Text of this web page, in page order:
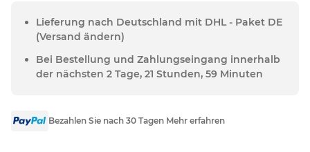
Lieferung nach Deutschland mit DHL - Paket DE
(Versand ändern)
Bei Bestellung und Zahlungseingang innerhalb
der nächsten 2 Tage, 21 Stunden, 59 Minuten
Bezahlen Sie nach 30 Tagen Mehr erfahren